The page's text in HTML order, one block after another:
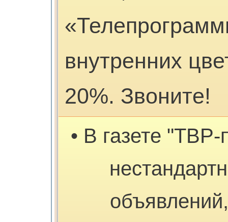
внутренних
20%. Звоните!
• В газете